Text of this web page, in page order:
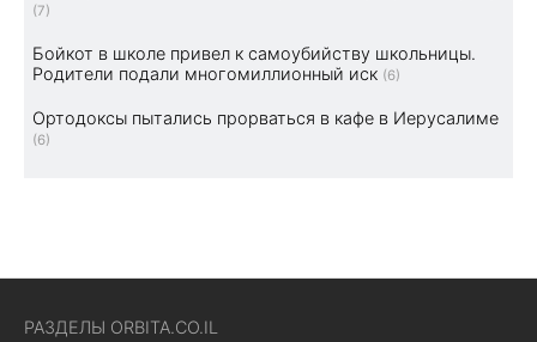
(7)
Бойкот в школе привел к самоубийству школьницы.
Родители подали многомиллионный иск (6)
Ортодоксы пытались прорваться в кафе в Иерусалиме
(6)
РАЗДЕЛЫ ORBITA.CO.IL